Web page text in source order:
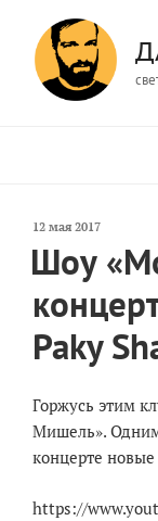
содержимому
Опубликовано
12 мая 2017
Шоу
Paky
Горжусь этим
Мишель».
концерте
https://